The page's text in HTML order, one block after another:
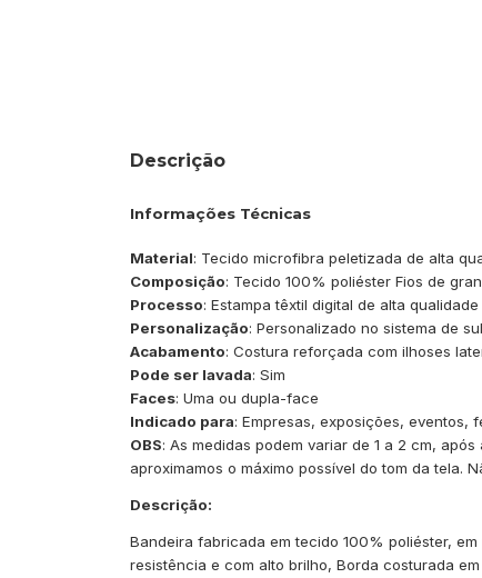
Descrição
Informações Técnicas
Material: Tecido microfibra peletizada de alta
Composição: Tecido 100% poliéster Fios de
Processo: Estampa têxtil digital de alta qualidade
Personalização: Personalizado no sistema de
Acabamento: Costura reforçada com ilhoses
Pode ser lavada: Sim
Faces: Uma ou dupla-face
Indicado para: Empresas, exposições, eventos,
OBS: As medidas podem variar de 1 a 2 cm,
aproximamos o máximo possível do tom da tela.
Descrição:
Bandeira fabricada em tecido 100% poliéster,
resistência e com alto brilho, Borda costurada